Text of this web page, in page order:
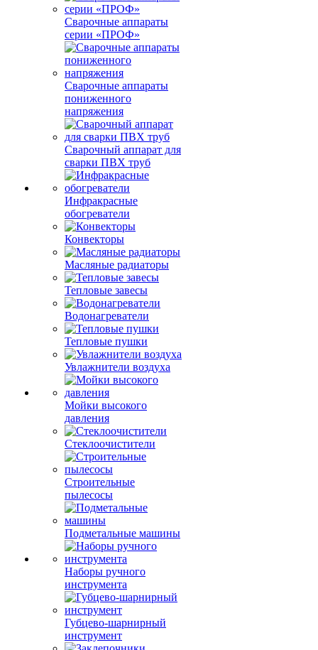
Сварочные аппараты
серии «ПРОФ»
Сварочные аппараты
пониженного
напряжения
Сварочный аппарат для
сварки ПВХ труб
Инфракрасные
обогреватели
Конвекторы
Масляные радиаторы
Тепловые завесы
Водонагреватели
Тепловые пушки
Увлажнители воздуха
Мойки высокого
давления
Стеклоочистители
Строительные
пылесосы
Подметальные машины
Наборы ручного
инструмента
Губцево-шарнирный
инструмент